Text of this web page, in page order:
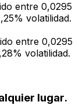
entre 0,0295
volatilidad.
entre 0,0295
volatilidad.
lugar.